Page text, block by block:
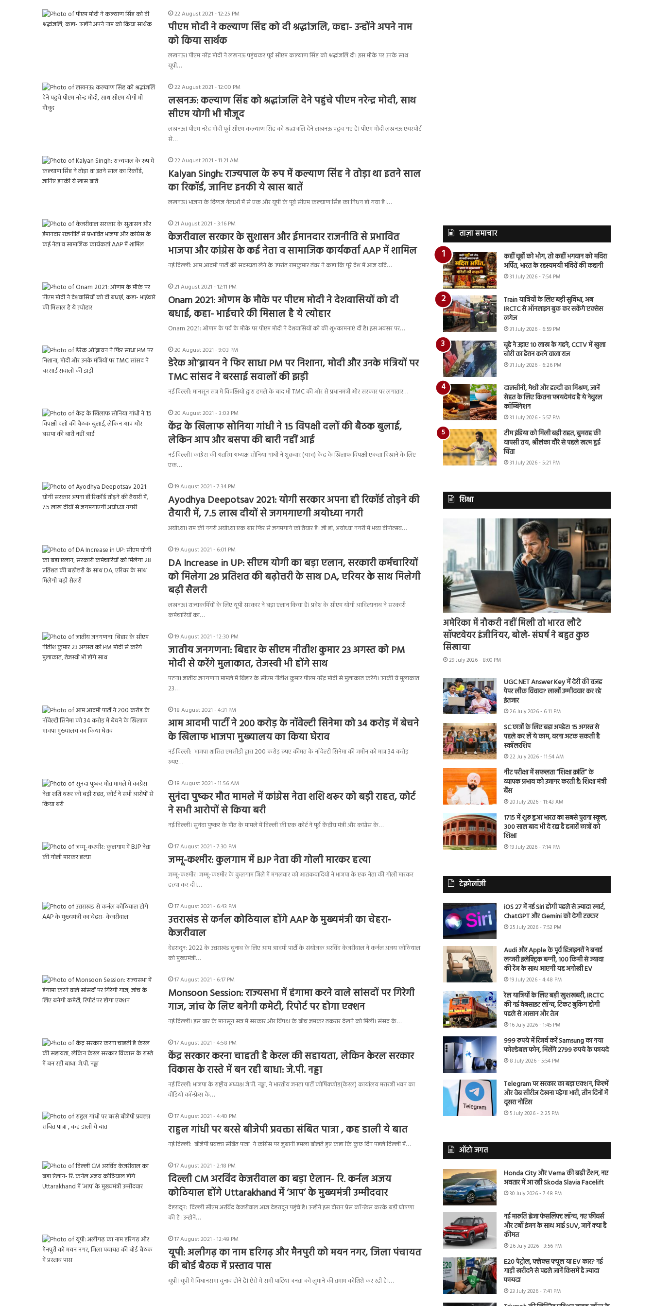
22 August 2021 - 12:25 PM
पीएम मोदी ने कल्याण सिंह को दी श्रद्धांजलि, कहा- उन्होंने अपने नाम
को किया सार्थक
लखनऊ। पीएम नरेंद्र मोदी ने लखनऊ पहुंचकर पूर्व सीएम कल्याण सिंह को श्रद्धांजलि दी। इस मौके पर उनके साथ
यूपी…
22 August 2021 - 12:00 PM
लखनऊ: कल्याण सिंह को श्रद्धांजलि देने पहुंचे पीएम नरेन्द्र मोदी, साथ
सीएम योगी भी मौजूद
लखनऊ। पीएम नरेंद्र मोदी पूर्व सीएम कल्याण सिंह को श्रद्धांजलि देने लखनऊ पहुंच गए है। पीएम मोदी लखनऊ एयरपोर्ट
से…
22 August 2021 - 11:21 AM
Kalyan Singh: राज्‍यपाल के रूप में कल्याण सिंह ने तोड़ा था इतने साल
का रिकॉर्ड, जानिए इनकी ये खास बातें
लखनऊ। भाजपा के दिग्गज नेताओं में से एक और यूपी के पूर्व सीएम कल्याण सिंह का निधन हो गया है।…
21 August 2021 - 3:16 PM
केजरीवाल सरकार के सुशासन और ईमानदार राजनीति से प्रभावित
भाजपा और कांग्रेस के कई नेता व सामाजिक कार्यकर्ता AAP में शामिल
नई दिल्ली: आम आदमी पार्टी की सदस्यता लेने के उपरांत रामकुमार तंवर ने कहा कि पूरे देश में आज यदि…
21 August 2021 - 12:11 PM
Onam 2021: ओणम के मौके पर पीएम मोदी ने देशवासियों को दी
बधाई, कहा- भाईचारे की मिसाल है ये त्योहार
Onam 2021: ओणम के पर्व के मौके पर पीएम मोदी ने देशवासियों को की शुभकामनाएं दीं है। इस अवसर पर…
20 August 2021 - 9:03 PM
डेरेक ओ’ब्रायन ने फिर साधा PM पर निशाना, मोदी और उनके मंत्रियों पर
TMC सांसद ने बरसाई सवालों की झड़ी
नई दिल्ली: मानसून सत्र में विपक्षियों द्वारा हमले के बाद भी TMC की ओर से प्रधानमंत्री और सरकार पर लगातार…
20 August 2021 - 3:03 PM
केंद्र के खिलाफ सोनिया गांधी ने 15 विपक्षी दलों की बैठक बुलाई,
लेकिन आप और बसपा की बारी नहीं आई
नई दिल्ली। कांग्रेस की अंतरिम अध्यक्ष सोनिया गांधी ने शुक्रवार (आज) केंद्र के खिलाफ विपक्षी एकता दिखाने के लिए
एक…
19 August 2021 - 7:34 PM
Ayodhya Deepotsav 2021: योगी सरकार अपना ही रिकॉर्ड तोड़ने की
तैयारी में, 7.5 लाख दीयों से जगमगाएगी अयोध्या नगरी
अयोध्या। राम की नगरी अयोध्या एक बार फिर से जगमगाने को तैयार है। जी हां, अयोध्या नगरी में भव्य दीपोत्सव…
19 August 2021 - 6:01 PM
DA Increase in UP: सीएम योगी का बड़ा एलान, सरकारी कर्मचारियों
को मिलेगा 28 प्रतिशत की बढ़ोत्तरी के साथ DA, एरियर के साथ मिलेगी
बढ़ी सैलरी
लखनऊ। राज्यकर्मियों के लिए यूपी सरकार ने बड़ा एलान किया है। प्रदेश के सीएम योगी आदित्यनाथ ने सरकारी
कर्मचारियों का…
19 August 2021 - 12:30 PM
जातीय जनगणना: बिहार के सीएम नीतीश कुमार 23 अगस्त को PM
मोदी से करेंगे मुलाकात, तेजस्वी भी होंगे साथ
पटना। जातीय जनगणना मामले में बिहार के सीएम नीतीश कुमार पीएम नरेंद्र मोदी से मुलाकात करेंगे। उनकी ये मुलाकात
23…
18 August 2021 - 4:31 PM
आम आदमी पार्टी ने 200 करोड़ के नॉवेल्टी सिनेमा को 34 करोड़ में बेचने
के खिलाफ भाजपा मुख्यालय का किया घेराव
नई दिल्ली: भाजपा शासित एमसीडी द्वारा 200 करोड़ रुपए कीमत के नॉवेल्टी सिनेमा की जमीन को मात्र 34 करोड़
रुपए…
18 August 2021 - 11:56 AM
सुनंदा पुष्कर मौत मामले में कांग्रेस नेता शशि थरूर को बड़ी राहत, कोर्ट
ने सभी आरोपों से किया बरी
नई दिल्ली। सुनंदा पुष्कर के मौत के मामले में दिल्ली की एक कोर्ट ने पूर्व केंद्रीय मंत्री और कांग्रेस के…
17 August 2021 - 7:30 PM
जम्मू-कश्मीर: कुलगाम में BJP नेता की गोली मारकर हत्या
जम्मू-कश्मीर। जम्मू-कश्मीर के कुलगाम जिले में मंगलवार को आतंकवादियों ने भाजपा के एक नेता की गोली मारकर
हत्या कर दी।…
17 August 2021 - 6:43 PM
उत्तराखंड से कर्नल कोठियाल होंगे AAP के मुख्यमंत्री का चेहरा-
केजरीवाल
देहरादून: 2022 के उत्तराखंड चुनाव के लिए आम आदमी पार्टी के संयोजक अरविंद केजरीवाल ने कर्नल अजय कोठियाल
को मुख्यमंत्री…
17 August 2021 - 6:17 PM
Monsoon Session: राज्यसभा में हंगामा करने वाले सांसदों पर गिरेगी
गाज, जांच के लिए बनेगी कमेटी, रिपोर्ट पर होगा एक्शन
नई दिल्ली। इस बार के मानसून सत्र में सरकार और विपक्ष के बीच जमकर तकरार देखने को मिली। संसद के…
17 August 2021 - 4:58 PM
केंद्र सरकार करना चाहती है केरल की सहायता, लेकिन केरल सरकार
विकास के रास्ते में बन रही बाधा: जे.पी. नड्डा
नई दिल्ली: भाजपा के राष्ट्रीय अध्यक्ष जे.पी. नड्डा, ने भारतीय जनता पार्टी कोषिक्कोड(केरल) कार्यालय मरारजी भवन का
वीडियो कॉन्फ्रेंस के…
17 August 2021 - 4:40 PM
राहुल गांधी पर बरसे बीजेपी प्रवक्ता संबित पात्रा , कह डाली ये बात
नई दिल्ली: बीजेपी प्रवक्ता संबित पात्रा ने कांग्रेस पर जुबानी हमला बोलते हुए कहा कि कुछ दिन पहले दिल्ली में…
17 August 2021 - 2:18 PM
दिल्ली CM अरविंद केजरीवाल का बड़ा ऐलान- रि. कर्नल अजय
कोठियाल होंगे Uttarakhand में ‘आप’ के मुख्यमंत्री उम्मीदवार
देहरादून: दिल्ली सीएम अरविंद केजरीवाल आज देहरादून पहुंचे है। उन्होनें इस दौरान प्रेस कॉन्फ्रेस करके बड़ी घोषणा
की है। उन्होनें…
17 August 2021 - 12:48 PM
यूपी: अलीगढ़ का नाम हरिगढ़ और मैनपुरी को मयन नगर, जिला पंचायत
की बोर्ड बैठक में प्रस्ताव पास
यूपी। यूपी में विधानसभा चुनाव होने है। ऐसे में सभी पार्टियां जनता को लुभाने की तमाम कोशिशें कर रही है।…
ताज़ा समाचार
कहीं चूहों को भोग, तो कहीं भगवान को मदिरा
अर्पित, भारत के रहस्यमयी मंदिरों की कहानी
31 July 2026 - 7:54 PM
Train यात्रियों के लिए बड़ी सुविधा, अब
IRCTC से ऑनलाइन बुक कर सकेंगे एक्सेस
लगेज
31 July 2026 - 6:59 PM
चूहे ने उड़ाए 10 लाख के गहने, CCTV में खुला
चोरी का हैरान करने वाला राज
31 July 2026 - 6:26 PM
दालचीनी, मेथी और हल्दी का मिश्रण, जानें
सेहत के लिए कितना फायदेमंद है ये नेचुरल
कॉम्बिनेशन
31 July 2026 - 5:57 PM
टीम इंडिया को मिली बड़ी राहत, बुमराह की
वापसी तय, श्रीलंका दौरे से पहले खत्म हुई
चिंता
31 July 2026 - 5:21 PM
शिक्षा
अमेरिका में नौकरी नहीं मिली तो भारत लौटे
सॉफ्टवेयर इंजीनियर, बोले- संघर्ष ने बहुत कुछ
सिखाया
29 July 2026 - 8:00 PM
UGC NET Answer Key में देरी की वजह
पेपर लीक विवाद? लाखों उम्मीदवार कर रहे
इंतजार
26 July 2026 - 6:11 PM
SC छात्रों के लिए बड़ा अपडेट! 15 अगस्त से
पहले कर लें ये काम, वरना अटक सकती है
स्कॉलरशिप
22 July 2026 - 11:54 AM
नीट परीक्षा में सफलता “शिक्षा क्रांति” के
व्यापक प्रभाव को उजागर करती है: शिक्षा मंत्री
बैंस
20 July 2026 - 11:43 AM
1715 में शुरू हुआ भारत का सबसे पुराना स्कूल,
300 साल बाद भी दे रहा है हजारों छात्रों को
शिक्षा
19 July 2026 - 7:14 PM
टेक्नोलॉजी
iOS 27 में नई Siri होगी पहले से ज्यादा स्मार्ट,
ChatGPT और Gemini को देगी टक्कर
25 July 2026 - 7:52 PM
Audi और Apple के पूर्व डिजाइनरों ने बनाई
लग्जरी इलेक्ट्रिक बग्गी, 100 किमी से ज्यादा
की रेंज के साथ आएगी यह अनोखी EV
19 July 2026 - 4:48 PM
रेल यात्रियों के लिए बड़ी खुशखबरी, IRCTC
की नई वेबसाइट लॉन्च, टिकट बुकिंग होगी
पहले से आसान और तेज
16 July 2026 - 1:45 PM
999 रुपये में रिजर्व करें Samsung का नया
फोल्डेबल फोन, मिलेंगे 2799 रुपये के फायदे
8 July 2026 - 5:54 PM
Telegram पर सरकार का बड़ा एक्शन, फिल्में
और वेब सीरीज देखना पड़ेगा भारी, तीन दिनों में
दूसरा नोटिस
5 July 2026 - 2:25 PM
ऑटो जगत
Honda City और Verna की बढ़ी टेंशन, नए
अवतार में आ रही Skoda Slavia Facelift
30 July 2026 - 7:48 PM
नई मारुति ब्रेजा फेसलिफ्ट लॉन्च, नए फीचर्स
और टर्बो इंजन के साथ आई SUV, जानें क्या है
कीमत
26 July 2026 - 3:56 PM
E20 पेट्रोल, फ्लेक्स फ्यूल या EV कार? नई
गाड़ी खरीदने से पहले जानें किसमें है ज्यादा
फायदा
23 July 2026 - 7:41 PM